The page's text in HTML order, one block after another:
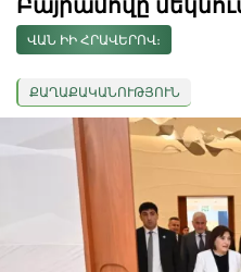
ՎԱՆ ԻԻ ՀՐԱՎԵՐՈՎ։
ՔԱՂԱՔԱԿԱՆՈՒԹՅՈՒՆ